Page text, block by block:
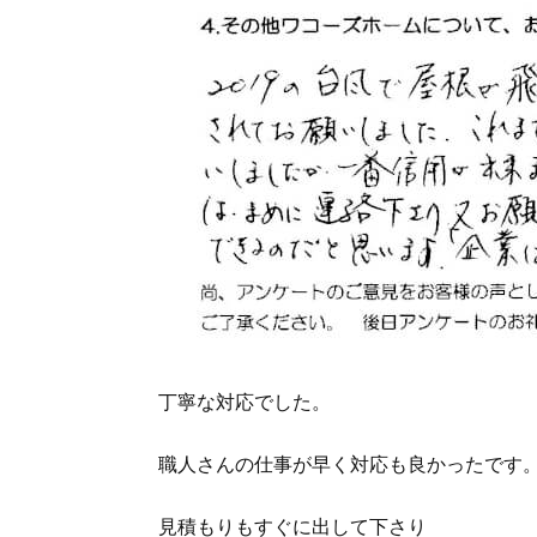
丁寧な対応でした。
職人さんの仕事が早く対応も良かったです
見積もりもすぐに出して下さり